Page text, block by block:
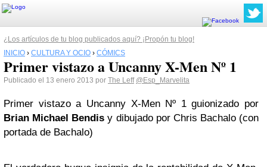
¿Los artículos de tu blog publicados aquí? ¡Propón tu blog!
INICIO › CULTURA Y OCIO › CÓMICS
Primer vistazo a Uncanny X-Men Nº 1
Publicado el 13 enero 2013 por The Leff @Esp_Marvelita
Primer vistazo a Uncanny X-Men Nº 1 guionizado por
Brian Michael Bendis y dibujado por Chris Bachalo (con
portada de Bachalo)